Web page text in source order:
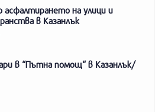
асфалтирането на улици и
в Казанлък
в “Пътна помощ“ в Казанлък/